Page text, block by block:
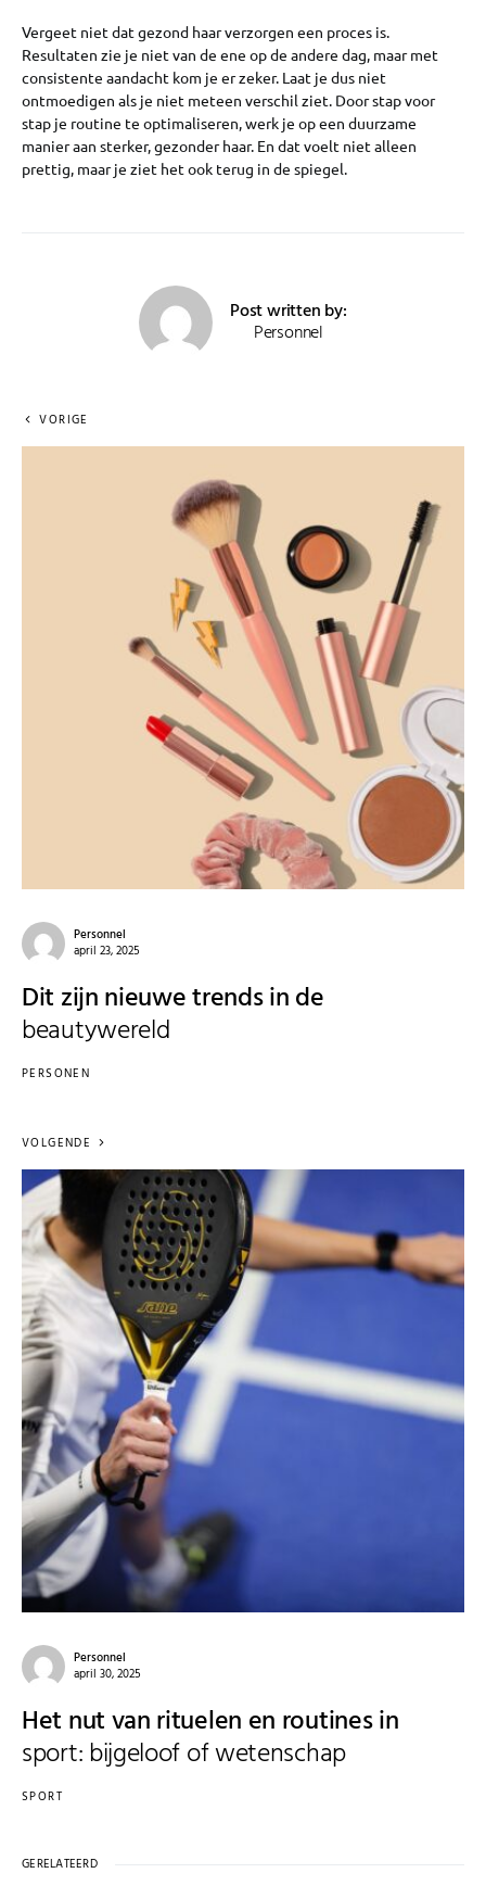
Vergeet niet dat gezond haar verzorgen een proces is.
Resultaten zie je niet van de ene op de andere dag, maar met
consistente aandacht kom je er zeker. Laat je dus niet
ontmoedigen als je niet meteen verschil ziet. Door stap voor
stap je routine te optimaliseren, werk je op een duurzame
manier aan sterker, gezonder haar. En dat voelt niet alleen
prettig, maar je ziet het ook terug in de spiegel.
Post written by:
Personnel
VORIGE
Personnel
april 23, 2025
Dit zijn nieuwe trends in de
beautywereld
PERSONEN
VOLGENDE
Personnel
april 30, 2025
Het nut van rituelen en routines in
sport: bijgeloof of wetenschap
SPORT
GERELATEERD